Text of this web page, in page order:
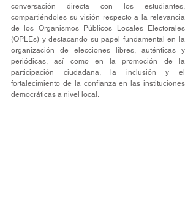
conversación directa con los estudiantes,
compartiéndoles su visión respecto a la relevancia
de los Organismos Públicos Locales Electorales
(OPLEs) y destacando su papel fundamental en la
organización de elecciones libres, auténticas y
periódicas, así como en la promoción de la
participación ciudadana, la inclusión y el
fortalecimiento de la confianza en las instituciones
democráticas a nivel local.